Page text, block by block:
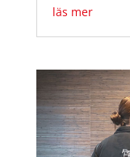
läs mer